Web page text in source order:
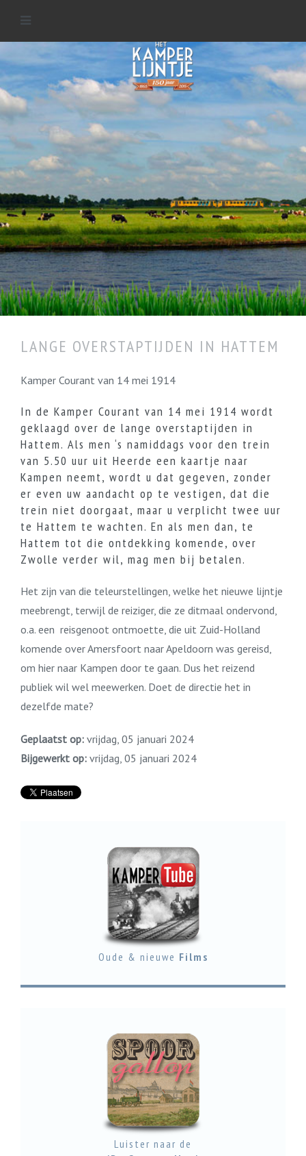
IJsseldelta
MEER INFORMATIE
LANGE OVERSTAPTIJDEN IN HATTEM
Kamper Courant van 14 mei 1914
In de Kamper Courant van 14 mei 1914 wordt
geklaagd over de lange overstaptijden in
Hattem. Als men ‘s namiddags voor den trein
van 5.50 uur uit Heerde een kaartje naar
Kampen neemt, wordt u dat gegeven, zonder
er even uw aandacht op te vestigen, dat die
trein niet doorgaat, maar u verplicht twee uur
te Hattem te wachten. En als men dan, te
Hattem tot die ontdekking komende, over
Zwolle verder wil, mag men bij betalen.
Het zijn van die teleurstellingen, welke het nieuwe lijntje
meebrengt, terwijl de reiziger, die ze ditmaal ondervond,
o.a. een reisgenoot ontmoette, die uit Zuid-Holland
komende over Amersfoort naar Apeldoorn was gereisd,
om hier naar Kampen door te gaan. Dus het reizend
publiek wil wel meewerken. Doet de directie het in
dezelfde mate?
Geplaatst op: vrijdag, 05 januari 2024
Bijgewerkt op: vrijdag, 05 januari 2024
Oude & nieuwe Films
Luister naar de